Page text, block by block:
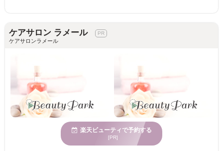
ケアサロン ラメール
ケアサロンラメール
楽天ビューティで予約する
[PR]